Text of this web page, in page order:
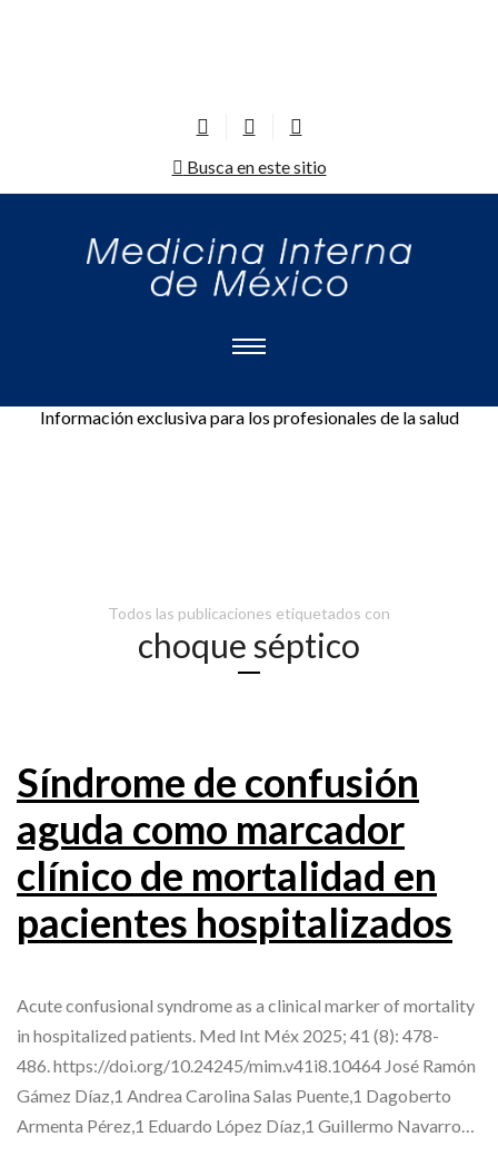
Busca en este sitio
Información exclusiva para los profesionales de la salud
Todos las publicaciones etiquetados con
choque séptico
Síndrome de confusión
aguda como marcador
clínico de mortalidad en
pacientes hospitalizados
Acute confusional syndrome as a clinical marker of mortality
in hospitalized patients. Med Int Méx 2025; 41 (8): 478-
486. https://doi.org/10.24245/mim.v41i8.10464 José Ramón
Gámez Díaz,1 Andrea Carolina Salas Puente,1 Dagoberto
Armenta Pérez,1 Eduardo López Díaz,1 Guillermo Navarro…